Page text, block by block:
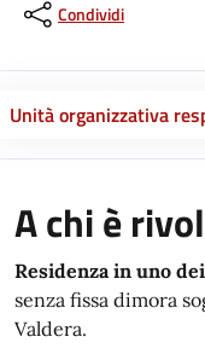
Condividi
Unità organizzativa
A chi è
Residenza in uno
senza fissa dimora
Valdera.